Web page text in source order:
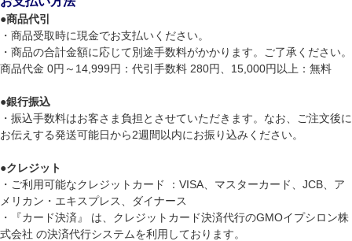
●商品代引
・商品受取時に現金でお支払いください。
・商品の合計金額に応じて別途手数料がかかります。ご了承ください。
商品代金 0円～14,999円：代引手数料 280円、15,000円以上：無料
●銀行振込
・振込手数料はお客さま負担とさせていただきます。なお、ご注文後に
お伝えする発送可能日から2週間以内にお振り込みください。
●クレジット
・ご利用可能なクレジットカード ：VISA、マスターカード、JCB、ア
メリカン・エキスプレス、ダイナース
・『カード決済』 は、クレジットカード決済代行のGMOイプシロン株
式会社 の決済代行システムを利用しております。